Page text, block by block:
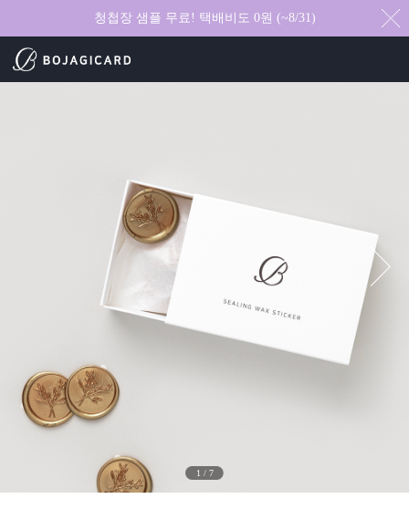
청첩장 샘플 무료! 택배비도 0원 (~8/31)
1 / 7